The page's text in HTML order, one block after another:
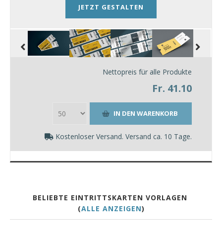
JETZT GESTALTEN
Nettopreis für alle Produkte
Fr. 41.10
Kostenloser Versand. Versand ca. 10 Tage.
BELIEBTE EINTRITTSKARTEN VORLAGEN
(ALLE ANZEIGEN)